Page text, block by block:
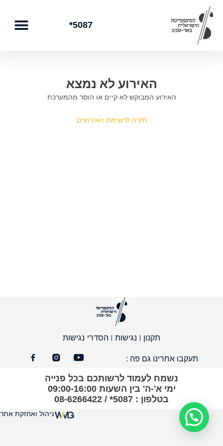
דילוג
לתוכן
5087*
האירוע לא נמצא
האירוע המבוקש לא קיים או הוסר מהמערכת
חזרה לרשימת האירועים
תקנון נגישות הסדרי נגישות
תעקבו אחרינו גם פה :
נשמח לעמוד לרשותכם בכל פנייה
ימי א'-ה' בין השעות 09:00-16:00
בטלפון : 5087* / 08-6266422
ניהול ואחזקת אתר